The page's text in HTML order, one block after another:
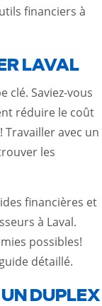
financiers à
LAVAL
clé. Saviez-vous
réduire le coût
Travailler avec un
les
financières et
à Laval.
possibles!
détaillé.
DUPLEX